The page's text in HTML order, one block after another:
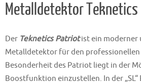
Metalldetektor
Der Teknetics Patriotist ein moderner
Metalldetektor für den professionellen
Besonderheit des Patriot liegt in der
Boostfunktion einzustellen. In der